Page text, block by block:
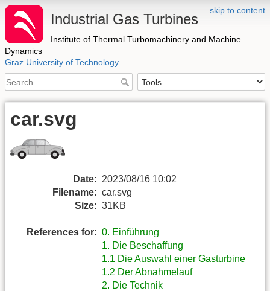
skip to content
Industrial Gas Turbines
Institute of Thermal Turbomachinery and Machine
Dynamics
Graz University of Technology
car.svg
Date: 2023/08/16 10:02
Filename: car.svg
Size: 31KB
References for: 0. Einführung
1. Die Beschaffung
1.1 Die Auswahl einer Gasturbine
1.2 Der Abnahmelauf
2. Die Technik